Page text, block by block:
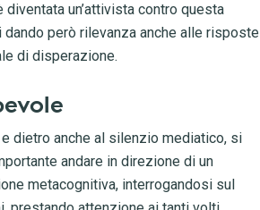
un’attivista contro questa
però rilevanza anche alle risposte
di disperazione.
dietro anche al silenzio mediatico, si
andare in direzione di un
metacognitiva, interrogandosi sul